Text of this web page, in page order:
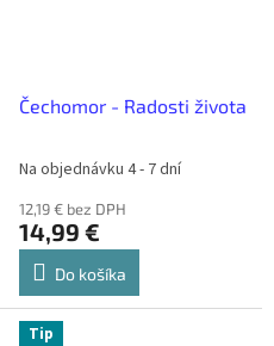
Čechomor - Radosti života
Na objednávku 4 - 7 dní
12,19 € bez DPH
14,99 €
Do košíka
Tip